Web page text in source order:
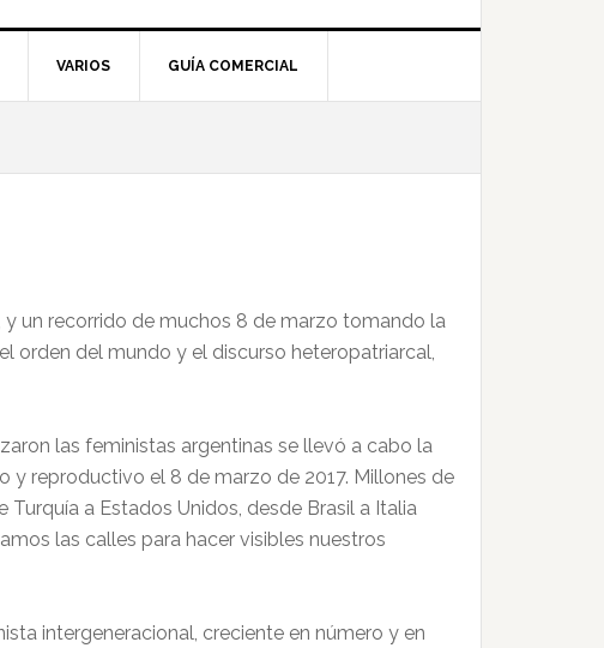
VARIOS GUÍA COMERCIAL
un recorrido de muchos 8 de marzo tomando la
orden del mundo y el discurso heteropatriarcal,
las feministas argentinas se llevó a cabo la
reproductivo el 8 de marzo de 2017. Millones de
a Estados Unidos, desde Brasil a Italia
las calles para hacer visibles nuestros
intergeneracional, creciente en número y en